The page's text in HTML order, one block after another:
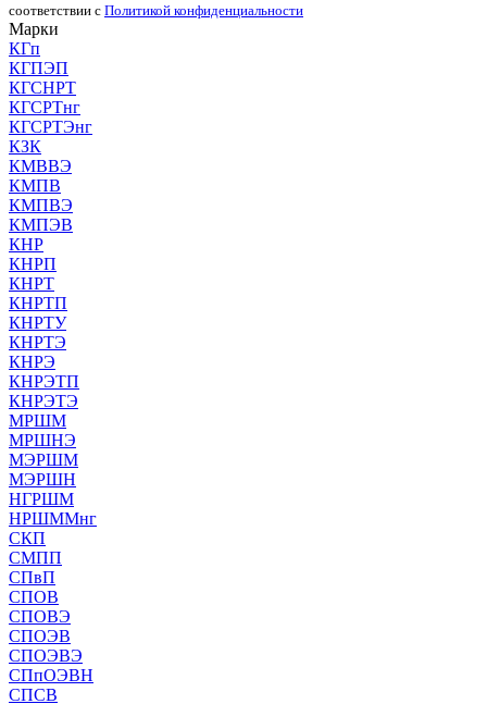
соответствии с Политикой конфиденциальности
Марки
КГп
КГПЭП
КГСНРТ
КГСРТнг
КГСРТЭнг
КЗК
КМВВЭ
КМПВ
КМПВЭ
КМПЭВ
КНР
КНРП
КНРТ
КНРТП
КНРТУ
КНРТЭ
КНРЭ
КНРЭТП
КНРЭТЭ
МРШМ
МРШНЭ
МЭРШМ
МЭРШН
НГРШМ
НРШММнг
СКП
СМПП
СПвП
СПОВ
СПОВЭ
СПОЭВ
СПОЭВЭ
СПпОЭВН
СПСВ